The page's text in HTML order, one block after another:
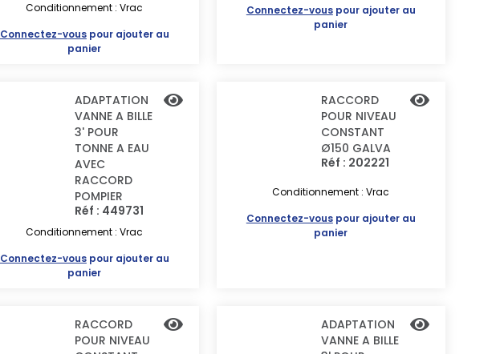
Conditionnement : Vrac
Connectez-vouspour ajouter au
panier
Connectez-vouspour ajouter au
panier
ADAPTATION
VANNE A BILLE
3' POUR
TONNE A EAU
AVEC
RACCORD
POMPIER
Réf : 449731
Conditionnement : Vrac
Connectez-vouspour ajouter au
panier
RACCORD
POUR NIVEAU
CONSTANT
Ø150 GALVA
Réf : 202221
Conditionnement : Vrac
Connectez-vouspour ajouter au
panier
RACCORD
POUR NIVEAU
ADAPTATION
VANNE A BILLE